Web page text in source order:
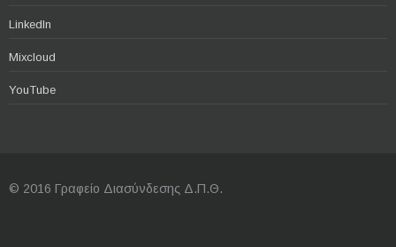
LinkedIn
Mixcloud
YouTube
© 2016 Γραφείο Διασύνδεσης Δ.Π.Θ.